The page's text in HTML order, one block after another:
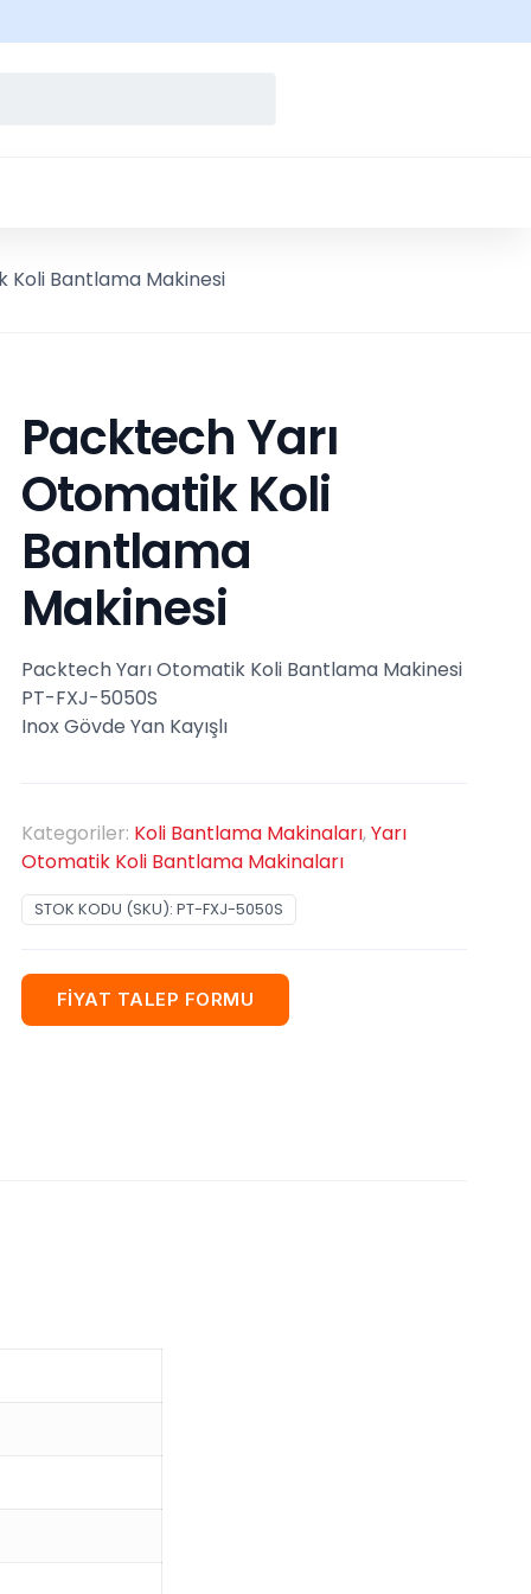
Koli Bantlama Makinesi
Packtech Yarı
Otomatik Koli
Bantlama
Makinesi
Packtech Yarı Otomatik Koli Bantlama Makinesi
PT-FXJ-5050S
Inox Gövde Yan Kayışlı
Kategoriler: Koli Bantlama Makinaları,Yarı
Otomatik Koli Bantlama Makinaları
STOK KODU (SKU): PT-FXJ-5050S
FİYAT TALEP FORMU